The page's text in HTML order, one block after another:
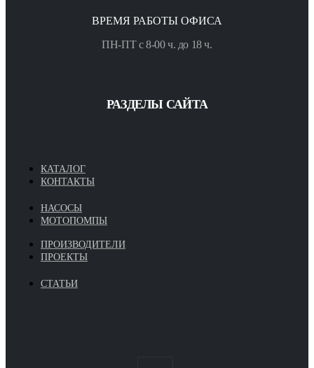
ВРЕМЯ РАБОТЫ ОФИСА
ПН-ПТ с 8-00 ч. до 18 ч.
РАЗДЕЛЫ САЙТА
КАТАЛОГ
КОНТАКТЫ
НАСОСЫ
МОТОПОМПЫ
ПРОИЗВОДИТЕЛИ
ПРОЕКТЫ
СТАТЬИ